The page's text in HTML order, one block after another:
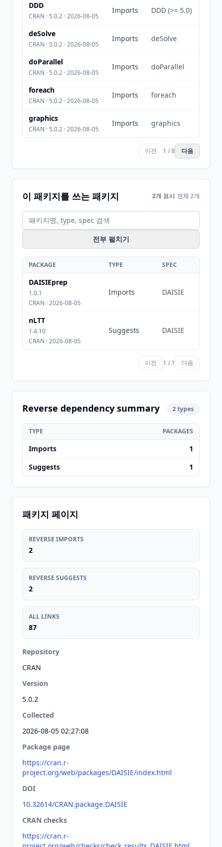
DDD
CRAN · 5.0.2 · 2026-08-05
Imports DDD (>= 5.0)
deSolve
CRAN · 5.0.2 · 2026-08-05
Imports deSolve
doParallel
CRAN · 5.0.2 · 2026-08-05
Imports doParallel
foreach
CRAN · 5.0.2 · 2026-08-05
Imports foreach
graphics
CRAN · 5.0.2 · 2026-08-05
Imports graphics
이전 1 / 8 다음
이 패키지를 쓰는 패키지 2개 표시 전체 2개
전부 펼치기
PACKAGE TYPE SPEC
DAISIEprep
1.0.1
CRAN · 2026-08-05
Imports DAISIE
nLTT
1.4.10
CRAN · 2026-08-05
Suggests DAISIE
이전 1 / 1 다음
Reverse dependency summary 2 types
TYPE PACKAGES
Imports
1
Suggests
1
패키지 페이지
REVERSE IMPORTS
2
REVERSE SUGGESTS
2
ALL LINKS
87
Repository
CRAN
Version
5.0.2
Collected
2026-08-05 02:27:08
Package page
https://cran.r-
project.org/web/packages/DAISIE/index.html
DOI
10.32614/CRAN.package.DAISIE
CRAN checks
https://cran.r-